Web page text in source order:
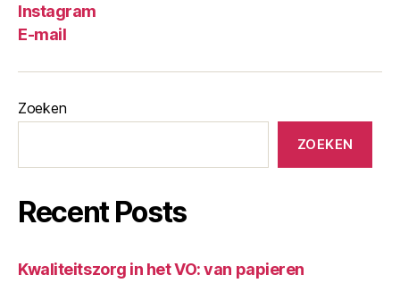
Instagram
E-mail
Zoeken
ZOEKEN
Recent Posts
Kwaliteitszorg in het VO: van papieren